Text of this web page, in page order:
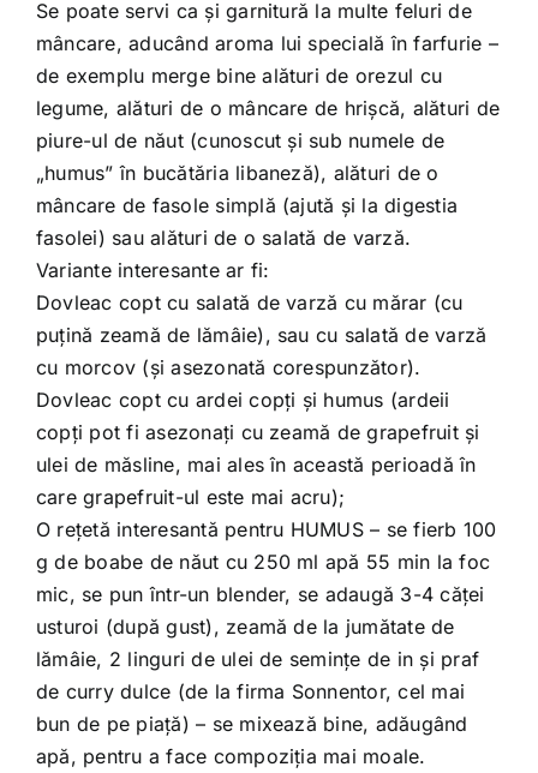
Se poate servi ca şi garnitură la multe feluri de
mâncare, aducând aroma lui specială în farfurie –
de exemplu merge bine alături de orezul cu
legume, alături de o mâncare de hrişcă, alături de
piure-ul de năut (cunoscut şi sub numele de
„humus” în bucătăria libaneză), alături de o
mâncare de fasole simplă (ajută şi la digestia
fasolei) sau alături de o salată de varză.
Variante interesante ar fi:
Dovleac copt cu salată de varză cu mărar (cu
puţină zeamă de lămâie), sau cu salată de varză
cu morcov (şi asezonată corespunzător).
Dovleac copt cu ardei copţi şi humus (ardeii
copţi pot fi asezonaţi cu zeamă de grapefruit şi
ulei de măsline, mai ales în această perioadă în
care grapefruit-ul este mai acru);
O reţetă interesantă pentru HUMUS – se fierb 100
g de boabe de năut cu 250 ml apă 55 min la foc
mic, se pun într-un blender, se adaugă 3-4 căţei
usturoi (după gust), zeamă de la jumătate de
lămâie, 2 linguri de ulei de seminţe de in şi praf
de curry dulce (de la firma Sonnentor, cel mai
bun de pe piaţă) – se mixează bine, adăugând
apă, pentru a face compoziţia mai moale.